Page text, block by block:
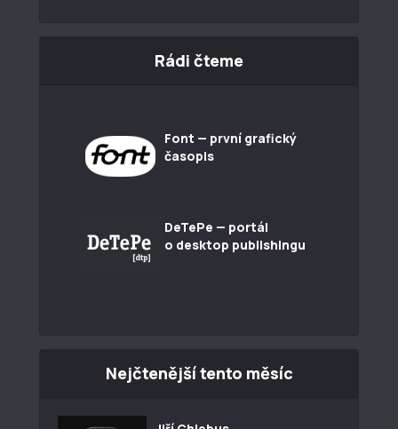
Rádi čteme
Font — první grafický
časopis
DeTePe — portál
o desktop publishingu
Nejčtenější tento měsíc